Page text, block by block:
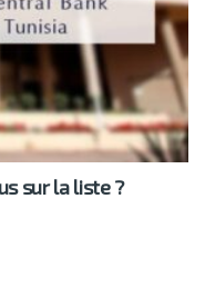
sur la liste ?